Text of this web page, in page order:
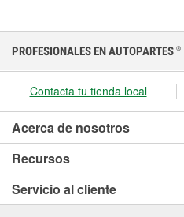
PROFESIONALES EN AUTOPARTES ®
Contacta tu tienda local
Acerca de nosotros
Recursos
Servicio al cliente